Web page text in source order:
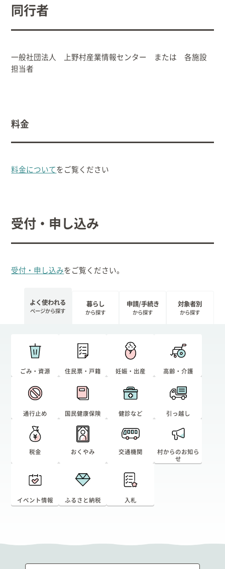
同行者
一般社団法人 上野村産業情報センター または 各施設
担当者
料金
料金についてをご覧ください
受付・申し込み
受付・申し込みをご覧ください。
よく使われる
ページから探す
暮らし
から探す
申請/手続き
から探す
対象者別
から探す
ごみ・資源 住民票・戸籍 妊娠・出産 高齢・介護
通行止め 国民健康保険 健診など 引っ越し
税金 おくやみ 交通機関
村からのお知ら
せ
イベント情報 ふるさと納税 入札